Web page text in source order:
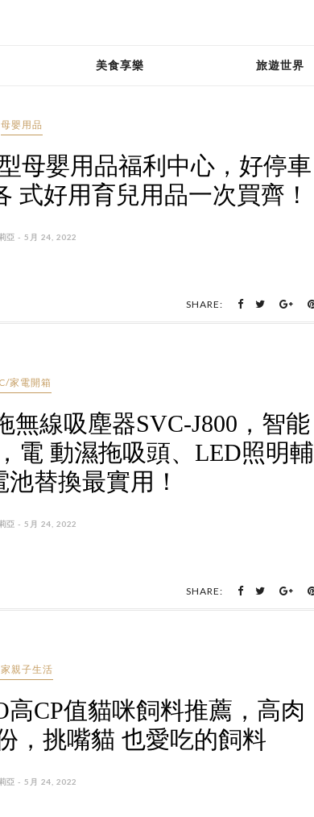
美食享樂 旅遊世界
母嬰用品
母嬰用品福利中心，好停車
式好用育兒用品一次買齊！
亞 - 5月 24, 2022
SHARE:
家電開箱
無線吸塵器SVC-J800，智能
電 動濕拖吸頭、LED照明輔
替換最實用！
亞 - 5月 24, 2022
SHARE:
親子生活
CP值貓咪飼料推薦，高肉
，挑嘴貓 也愛吃的飼料
亞 - 5月 24, 2022